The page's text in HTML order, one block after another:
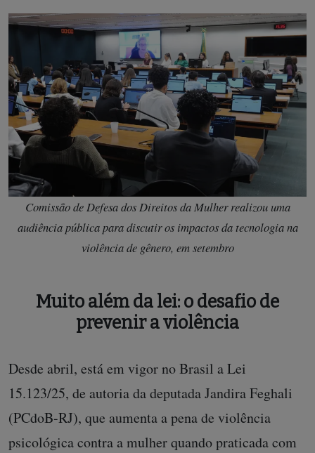
Comissão de Defesa dos Direitos da Mulher realizou uma
audiência pública para discutir os impactos da tecnologia na
violência de gênero, em setembro
Muito além da lei: o desafio de
prevenir a violência
Desde abril, está em vigor no Brasil a Lei
15.123/25, de autoria da deputada Jandira Feghali
(PCdoB-RJ), que aumenta a pena de violência
psicológica contra a mulher quando praticada com